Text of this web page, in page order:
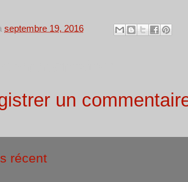
septembre 19, 2016
un
récent